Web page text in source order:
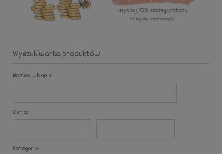
Wyszukiwarka produktów
Nazwa lub opis:
Cena:
-
Kategoria: